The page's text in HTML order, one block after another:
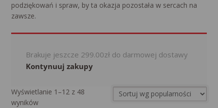
podziękowań i spraw, by ta okazja pozostała w sercach na
zawsze.
Brakuje jeszcze 299.00złdo darmowej dostawy
Kontynuuj zakupy
Wyświetlanie 1–12 z 48
wynikówSorted